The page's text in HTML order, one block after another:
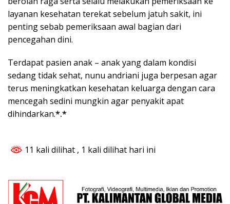
layanan kesehatan terekat sebelum jatuh sakit, ini
penting sebab pemeriksaan awal bagian dari
pencegahan dini.
Terdapat pasien anak – anak yang dalam kondisi
sedang tidak sehat, nunu andriani juga berpesan agar
terus meningkatkan kesehatan keluarga dengan cara
mencegah sedini mungkin agar penyakit apat
dihindarkan.*.*
11 kali dilihat , 1 kali dilihat hari ini